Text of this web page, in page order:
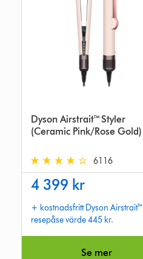
Dyson Airstrait™ Styler
(Ceramic Pink/Rose Gold)
4.4
stars
of
5
6116
4 399 kr
+ kostnadsfritt Dyson Airstrait™
resepåse värde 445 kr.
Se mer